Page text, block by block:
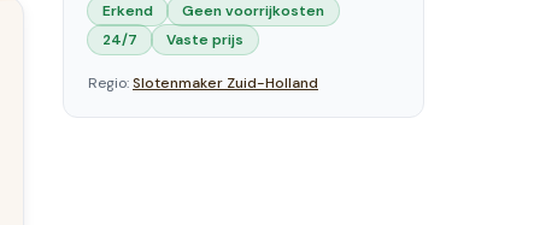
Erkend
Geen voorrijkosten
24/7
Vaste prijs
Regio:Slotenmaker Zuid-Holland